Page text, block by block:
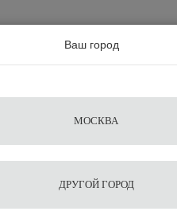
средства
Classe 7S 2 gr
Ваш город
МОСКВА
ДРУГОЙ ГОРОД